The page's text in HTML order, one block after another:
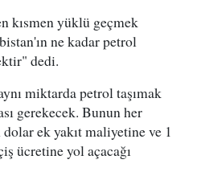
kısmen yüklü geçmek
ne kadar petrol
dedi.
miktarda petrol taşımak
gerekecek. Bunun her
ek yakıt maliyetine ve 1
ücretine yol açacağı